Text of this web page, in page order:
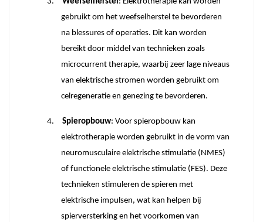
gebruikt om het weefselherstel te bevorderen
na blessures of operaties. Dit kan worden
bereikt door middel van technieken zoals
microcurrent therapie, waarbij zeer lage niveaus
van elektrische stromen worden gebruikt om
celregeneratie en genezing te bevorderen.
4. Spieropbouw: Voor spieropbouw kan
elektrotherapie worden gebruikt in de vorm van
neuromusculaire elektrische stimulatie (NMES)
of functionele elektrische stimulatie (FES). Deze
technieken stimuleren de spieren met
elektrische impulsen, wat kan helpen bij
spierversterking en het voorkomen van